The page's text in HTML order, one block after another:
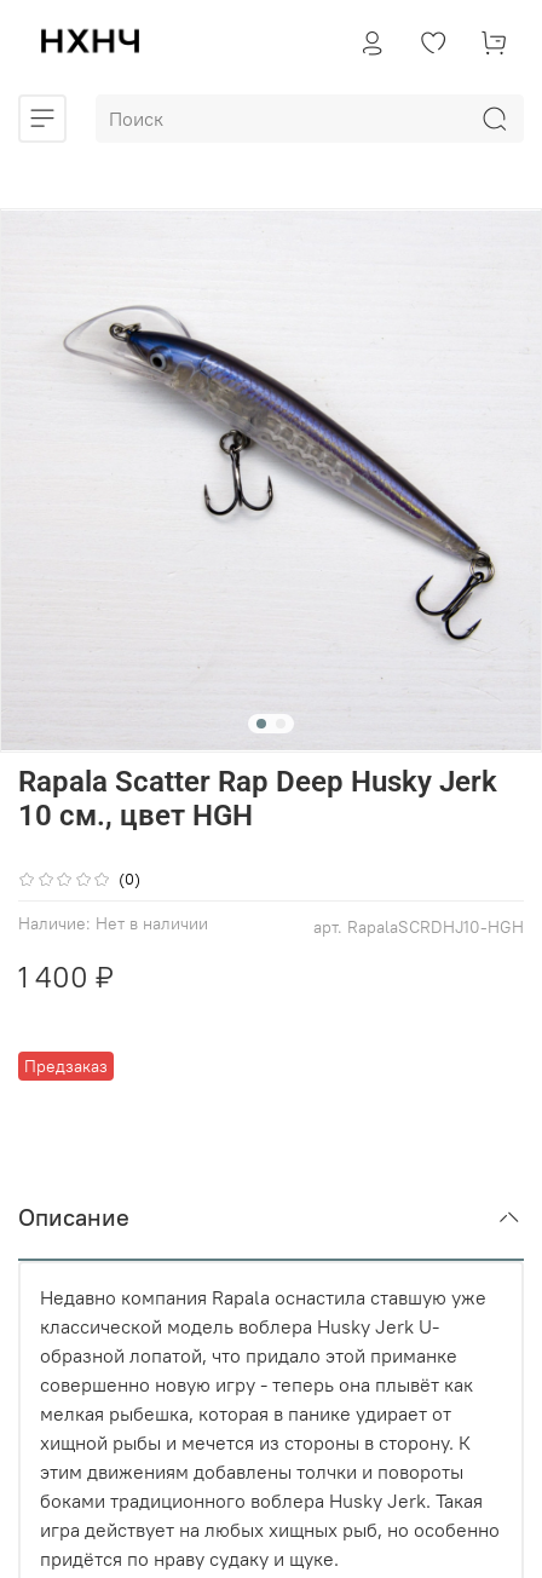
(0)
арт. RapalaSCRDHJ10-HGH
Наличие: Нет в наличии
Предзаказ
Rapala Scatter Rap Deep Husky Jerk
10 см., цвет HGH
1 400 ₽
Описание
Недавно компания Rapala оснастила ставшую уже
классической модель воблера Husky Jerk U-
образной лопатой, что придало этой приманке
совершенно новую игру - теперь она плывёт как
мелкая рыбешка, которая в панике удирает от
хищной рыбы и мечется из стороны в сторону. К
этим движениям добавлены толчки и повороты
боками традиционного воблера Husky Jerk. Такая
игра действует на любых хищных рыб, но особенно
придётся по нраву судаку и щуке.